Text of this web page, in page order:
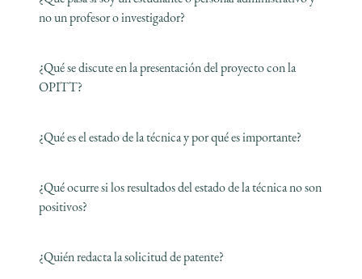
no un profesor o investigador?
¿Qué se discute en la presentación del proyecto con la
OPITT?
¿Qué es el estado de la técnica y por qué es importante?
¿Qué ocurre si los resultados del estado de la técnica no son
positivos?
¿Quién redacta la solicitud de patente?